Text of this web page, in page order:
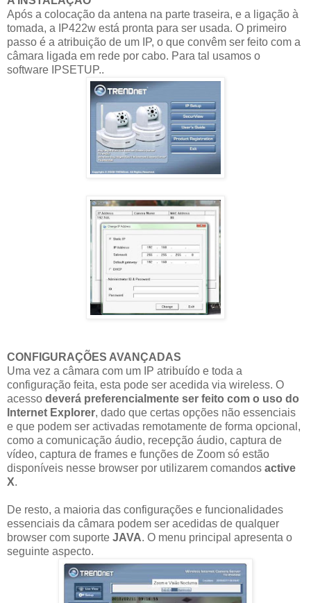
Após a colocação da antena na parte traseira, e a ligação à
tomada, a IP422w está pronta para ser usada. O primeiro
passo é a atribuição de um IP, o que convêm ser feito com a
câmara ligada em rede por cabo. Para tal usamos o
software IPSETUP..
CONFIGURAÇÕES AVANÇADAS
Uma vez a câmara com um IP atribuído e toda a
configuração feita, esta pode ser acedida via wireless. O
acesso deverá preferencialmente ser feito com o uso do
Internet Explorer, dado que certas opções não essenciais
e que podem ser activadas remotamente de forma opcional,
como a comunicação áudio, recepção áudio, captura de
vídeo, captura de frames e funções de Zoom só estão
disponíveis nesse browser por utilizarem comandos active
X.
De resto, a maioria das configurações e funcionalidades
essenciais da câmara podem ser acedidas de qualquer
browser com suporte JAVA. O menu principal apresenta o
seguinte aspecto.